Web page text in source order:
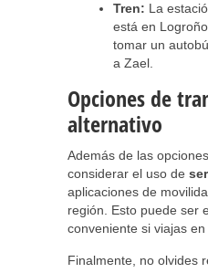
Tren: La
está en
tomar un
a Zael.
Opciones de
alternativo
Además de las
considerar el uso de
aplicaciones de
región. Esto puede ser
conveniente si viajas
Finalmente, no olvides